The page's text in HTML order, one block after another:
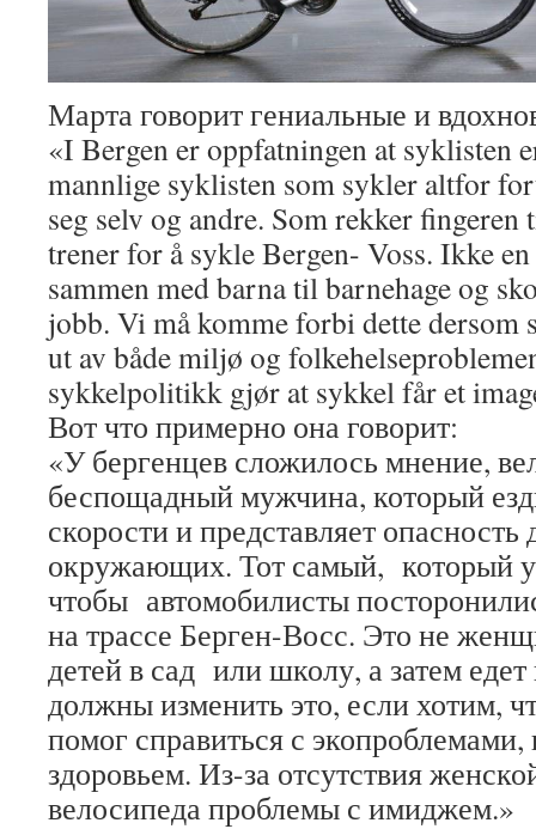
Марта говорит гениальные и
«I Bergen er oppfatningen at syklisten
mannlige syklisten som sykler altfor
seg selv og andre. Som rekker
trener for å sykle Bergen- Voss. Ikke
sammen med barna til barnehage og
jobb. Vi må komme forbi dette dersom
ut av både miljø og
sykkelpolitikk gjør at sykkel får et
Вот что примерно она говорит:
«У бергенцев сложилось мнение,
беспощадный мужчина, который
скорости и представляет опасность
окружающих. Тот самый, который
чтобы автомобилисты
на трассе Берген-Восс. Это не
детей в сад или школу, а затем едет
должныизменить это, если хотим,
помог справиться с
здоровьем. Из-за отсутствия
велосипеда проблемы с имиджем.»